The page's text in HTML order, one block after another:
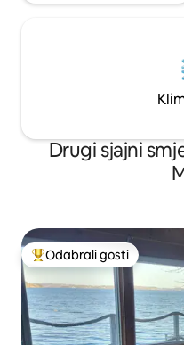
Drugi sjajni
Među najviše rangiranima
Odabrali gosti